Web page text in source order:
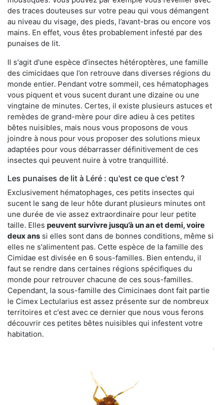
des traces douteuses sur votre peau qui vous démangent
au niveau du visage, des pieds, l’avant-bras ou encore vos
mains. En effet, vous êtes probablement infesté par des
punaises de lit.
Il s'agit d'une espèce d’insectes hétéroptères, une famille
des cimicidaes que l’on retrouve dans diverses régions du
monde entier. Pendant votre sommeil, ces hématophages
vous piquent et vous sucent durant une dizaine ou une
vingtaine de minutes. Certes, il existe plusieurs astuces et
remèdes de grand-mère pour dire adieu à ces petites
bêtes nuisibles, mais nous vous proposons de vous
joindre à nous pour vous proposer des solutions mieux
adaptées pour vous débarrasser définitivement de ces
insectes qui peuvent nuire à votre tranquillité.
Les punaises de lit à Léré : qu'est ce que c'est ?
Exclusivement hématophages, ces petits insectes qui
sucent le sang de leur hôte durant plusieurs minutes ont
une durée de vie assez extraordinaire pour leur petite
taille. Elles peuvent survivre jusqu’à un an et demi, voire
deux ans si elles sont dans de bonnes conditions, même si
elles ne s'alimentent pas. Cette espèce de la famille des
Cimidae est divisée en 6 sous-familles. Bien entendu, il
faut se rendre dans certaines régions spécifiques du
monde pour retrouver chacune de ces sous-familles.
Cependant, la sous-famille des Cimicinaes dont fait partie
le Cimex Lectularius est assez présente sur de nombreux
territoires et c'est avec ce dernier que nous vous ferons
découvrir ces petites bêtes nuisibles qui infestent votre
habitation.